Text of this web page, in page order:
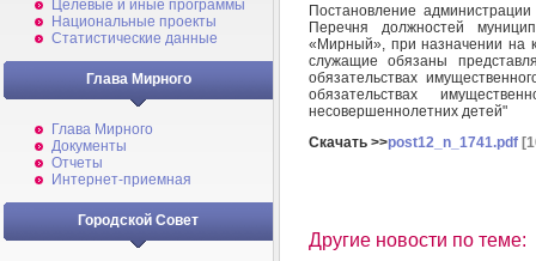
Целевые и иные программы
Национальные проекты
Статистические данные
Глава Мирного
Глава Мирного
Документы
Отчеты
Интернет-приемная
Городской Совет
Постановление
Перечня должностей
«Мирный», при назначении на
служащие обязаны
обязательствах
обязательствах
несовершеннолетних детей"
Скачать >>post12_n_1741.pdf
Другие новости по теме: